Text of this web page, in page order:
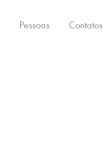
Pessoas Contatos